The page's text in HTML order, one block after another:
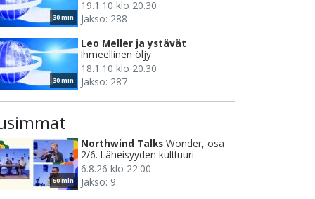
30 min
19.1.10 klo 20.30
Jakso: 288
30 min
Leo Meller ja ystävät
Ihmeellinen öljy
18.1.10 klo 20.30
Jakso: 287
60 min
Northwind Talks Wonder, osa
2/6. Läheisyyden kulttuuri
6.8.26 klo 22.00
Jakso: 9